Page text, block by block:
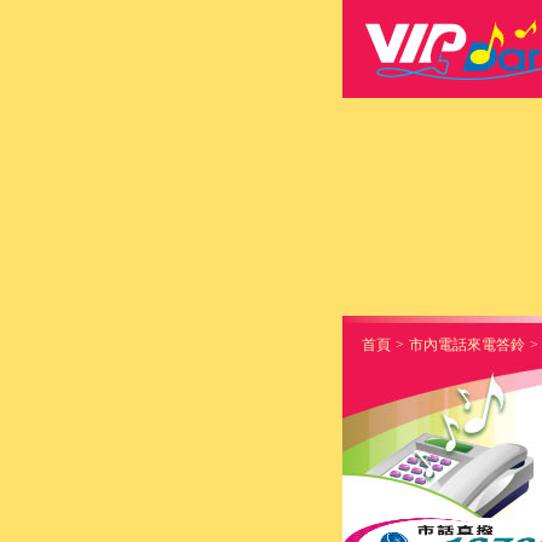
首頁 > 市內電話來電答鈴 >